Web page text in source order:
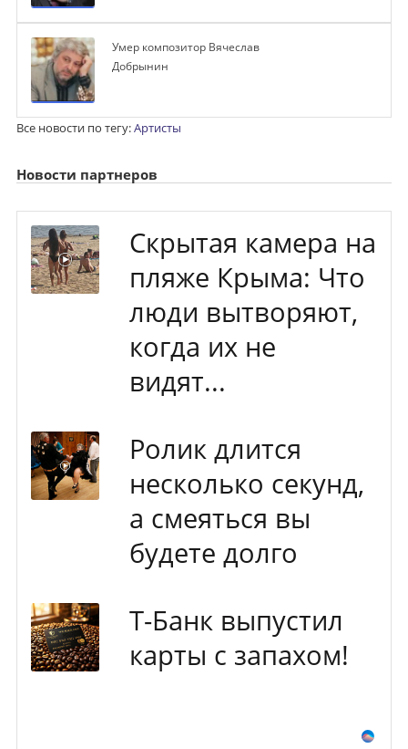
Умер композитор Вячеслав
Добрынин
Все новости по тегу:Артисты
Новости партнеров
Скрытая камера на
пляже Крыма: Что
люди вытворяют,
когда их не
видят...
Ролик длится
несколько секунд,
а смеяться вы
будете долго
Т-Банк выпустил
карты с запахом!